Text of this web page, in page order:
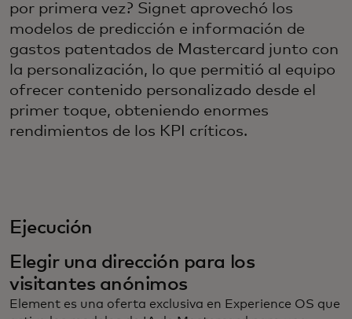
por primera vez? Signet aprovechó los
modelos de predicción e información de
gastos patentados de Mastercard junto con
la personalización, lo que permitió al equipo
ofrecer contenido personalizado desde el
primer toque, obteniendo enormes
rendimientos de los KPI críticos.
Ejecución
Elegir una dirección para los
visitantes anónimos
Element es una oferta exclusiva en Experience OS que